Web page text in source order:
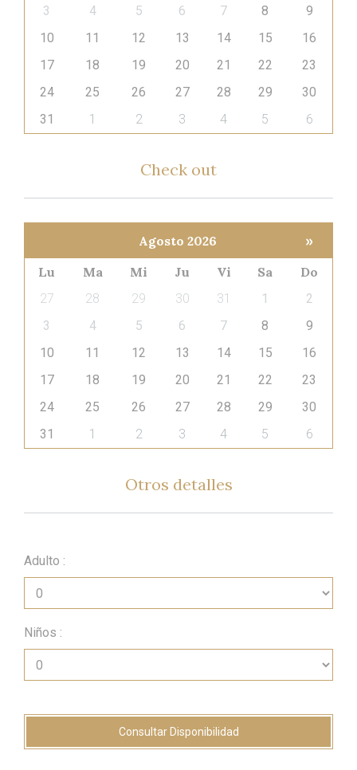
3
4 5 6 7 8
9
10
11 12 13 14 15
16
17
18 19 20 21 22
23
24
25 26 27 28 29
30
31
1 2 3 4 5 6
Check out
Agosto 2026 »
Lu Ma Mi Ju Vi Sa Do
27 28 29 30 31 1
2
3
4 5 6 7 8
9
10
11 12 13 14 15
16
17
18 19 20 21 22
23
24
25 26 27 28 29
30
31
1 2 3 4 5 6
Otros detalles
Adulto :
Niños :